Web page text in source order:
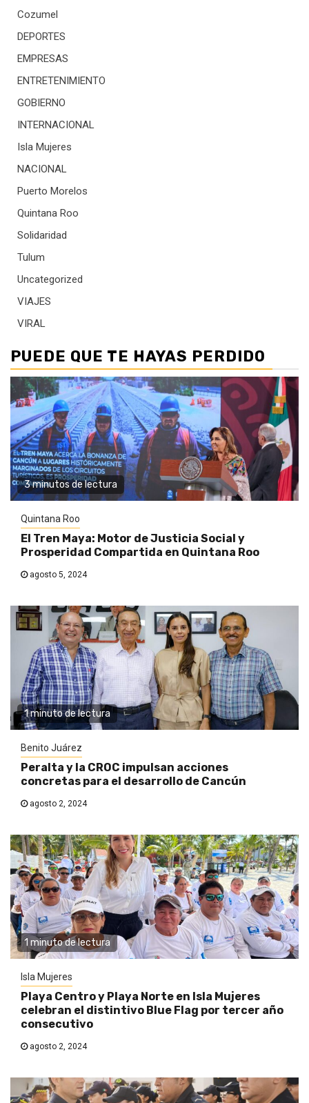
Cozumel
DEPORTES
EMPRESAS
ENTRETENIMIENTO
GOBIERNO
INTERNACIONAL
Isla Mujeres
NACIONAL
Puerto Morelos
Quintana Roo
Solidaridad
Tulum
Uncategorized
VIAJES
VIRAL
PUEDE QUE TE HAYAS PERDIDO
3 minutos de lectura
Quintana Roo
El Tren Maya: Motor de Justicia Social y
Prosperidad Compartida en Quintana Roo
agosto 5, 2024
1 minuto de lectura
Benito Juárez
Peralta y la CROC impulsan acciones
concretas para el desarrollo de Cancún
agosto 2, 2024
1 minuto de lectura
Isla Mujeres
Playa Centro y Playa Norte en Isla Mujeres
celebran el distintivo Blue Flag por tercer año
consecutivo
agosto 2, 2024